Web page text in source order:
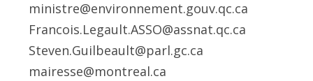
ministre@environnement.gouv.qc.ca
Francois.Legault.ASSO@assnat.qc.ca
Steven.Guilbeault@parl.gc.ca
mairesse@montreal.ca